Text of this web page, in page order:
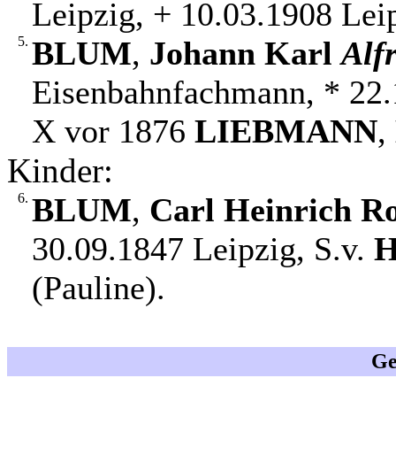
Leipzig, + 10.03.1908
5. BLUM, Johann Karl
Eisenbahnfachmann, *
X vor 1876 LIEBMANN,
Kinder:
6. BLUM, Carl Heinrich
30.09.1847 Leipzig, S.v.
(Pauline).